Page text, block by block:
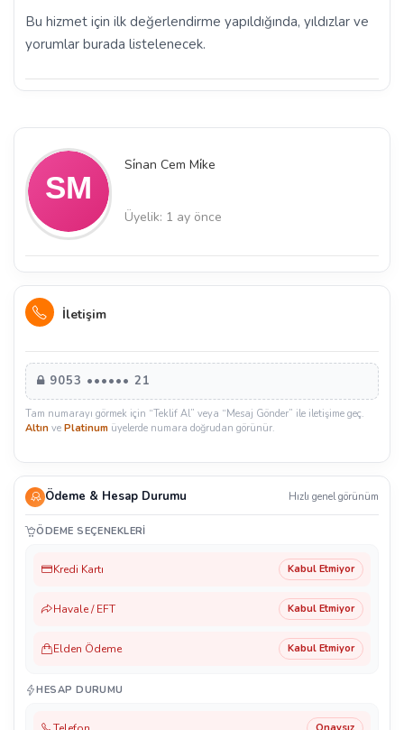
Bu hizmet için ilk değerlendirme yapıldığında, yıldızlar ve
yorumlar burada listelenecek.
Si̇nan Cem Mi̇ke
Üyelik: 1 ay önce
İletişim
9053 •••••• 21
Tam numarayı görmek için “Teklif Al” veya “Mesaj Gönder” ile iletişime geç.
Altın ve Platinum üyelerde numara doğrudan görünür.
Ödeme & Hesap Durumu Hızlı genel görünüm
ÖDEME SEÇENEKLERI
Kredi Kartı Kabul Etmiyor
Havale / EFT Kabul Etmiyor
Elden Ödeme Kabul Etmiyor
HESAP DURUMU